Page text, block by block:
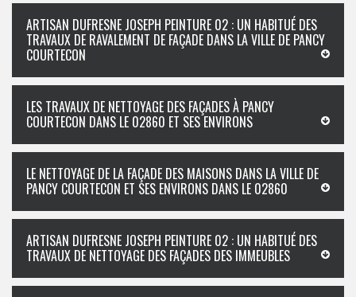
ARTISAN DUFRESNE JOSEPH PEINTURE 02 : UN HABITUÉ DES
TRAVAUX DE RAVALEMENT DE FAÇADE DANS LA VILLE DE PANCY
COURTECON
LES TRAVAUX DE NETTOYAGE DES FAÇADES À PANCY
COURTECON DANS LE 02860 ET SES ENVIRONS
LE NETTOYAGE DE LA FAÇADE DES MAISONS DANS LA VILLE DE
PANCY COURTECON ET SES ENVIRONS DANS LE 02860
ARTISAN DUFRESNE JOSEPH PEINTURE 02 : UN HABITUÉ DES
TRAVAUX DE NETTOYAGE DES FAÇADES DES IMMEUBLES